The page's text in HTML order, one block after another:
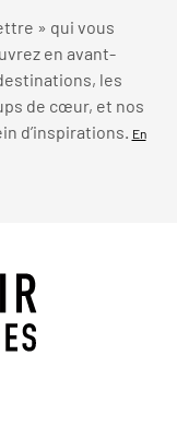
» qui vous
en avant-
les
de cœur, et nos
d’inspirations.
En